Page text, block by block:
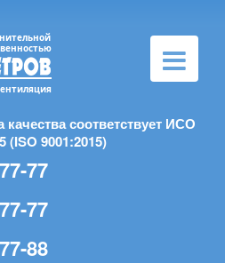
соответствует ИСО
(ISO 9001:2015)
77
77
88